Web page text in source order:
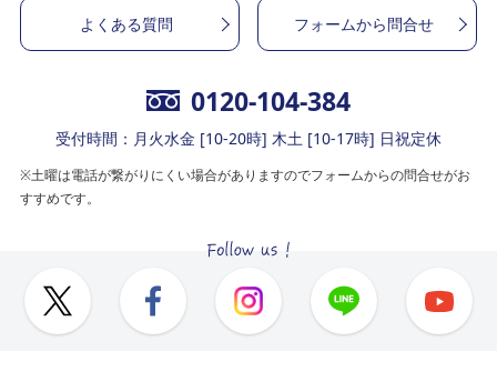
よくある質問 フォームから問合せ
0120-104-384
受付時間：月火水金 [10-20時] 木土 [10-17時] 日祝定休
※土曜は電話が繋がりにくい場合がありますのでフォームからの問合せがお
すすめです。